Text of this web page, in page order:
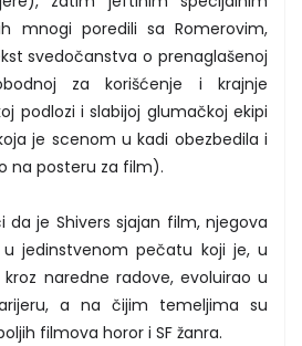
mnogi poredili sa Romerovim,
svedočanstva o prenaglašenoj
za korišćenje i krajnje
podlozi i slabijoj glumačkoj ekipi
je scenom u kadi obezbedila i
na posteru za film).
da je Shivers sjajan film, njegova
jedinstvenom pečatu koji je, u
naredne radove, evoluirao u
a na čijim temeljima su
filmova horor i SF žanra.